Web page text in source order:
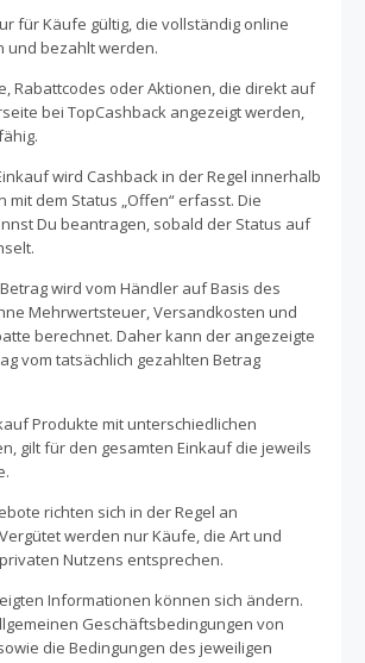
für Käufe gültig, die vollständig online
und bezahlt werden.
Rabattcodes oder Aktionen, die direkt auf
bei TopCashback angezeigt werden,
wird Cashback in der Regel innerhalb
mit dem Status „Offen“ erfasst. Die
Du beantragen, sobald der Status auf
wird vom Händler auf Basis des
Mehrwertsteuer, Versandkosten und
berechnet. Daher kann der angezeigte
vom tatsächlich gezahlten Betrag
Produkte mit unterschiedlichen
gilt für den gesamten Einkauf die jeweils
richten sich in der Regel an
werden nur Käufe, die Art und
Nutzens entsprechen.
Informationen können sich ändern.
Geschäftsbedingungen von
die Bedingungen des jeweiligen